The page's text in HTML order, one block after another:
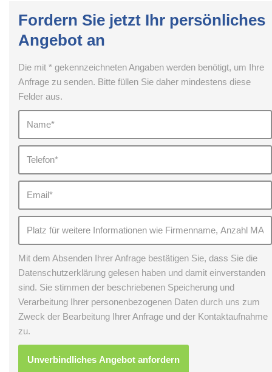
Fordern Sie jetzt Ihr persönliches
Angebot an
Die mit * gekennzeichneten Angaben werden benötigt, um Ihre
Anfrage zu senden. Bitte füllen Sie daher mindestens diese
Felder aus.
Mit dem Absenden Ihrer Anfrage bestätigen Sie, dass Sie die
Datenschutzerklärung gelesen haben und damit einverstanden
sind. Sie stimmen der beschriebenen Speicherung und
Verarbeitung Ihrer personenbezogenen Daten durch uns zum
Zweck der Bearbeitung Ihrer Anfrage und der Kontaktaufnahme
zu.